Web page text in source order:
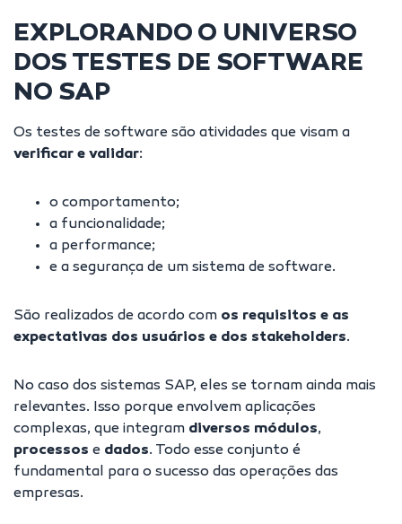
EXPLORANDO O UNIVERSO
DOS TESTES DE SOFTWARE
NO SAP
Os testes de software são atividades que visam a
verificar e validar:
o comportamento;
a funcionalidade;
a performance;
e a segurança de um sistema de software.
São realizados de acordo com os requisitos e as
expectativas dos usuários e dos stakeholders.
No caso dos sistemas SAP, eles se tornam ainda mais
relevantes. Isso porque envolvem aplicações
complexas, que integram diversos módulos,
processos e dados. Todo esse conjunto é
fundamental para o sucesso das operações das
empresas.